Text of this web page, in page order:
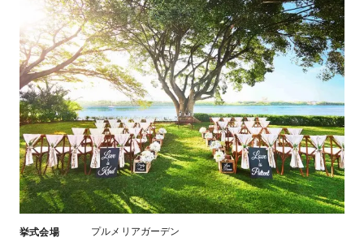
挙式会場 プルメリアガーデン